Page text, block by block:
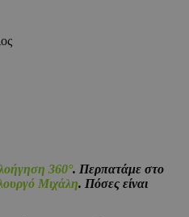
360°. Περπατάμε στο
Μιχάλη. Πόσες είναι